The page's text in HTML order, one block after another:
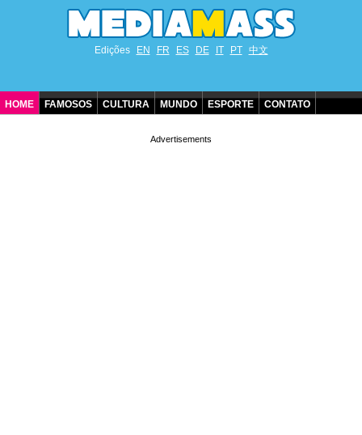
Edições EN FR ES DE IT PT 中文
HOME FAMOSOS CULTURA MUNDO ESPORTE CONTATO